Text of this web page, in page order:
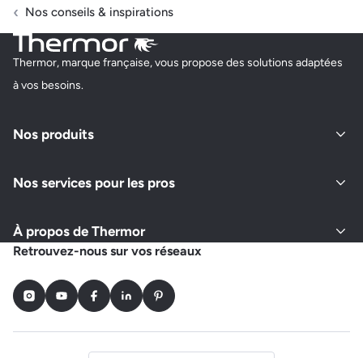
Nos conseils & inspirations
Thermor, marque française, vous propose des solutions adaptées
à vos besoins.
Nos produits
Nos services pour les pros
À propos de Thermor
Retrouvez-nous sur vos réseaux
InstagramYoutubeFacebookLinkedInPinterest